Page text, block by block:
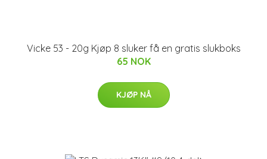
Vicke 53 - 20g Kjøp 8 sluker få en gratis slukboks
65 NOK
KJØP NÅ